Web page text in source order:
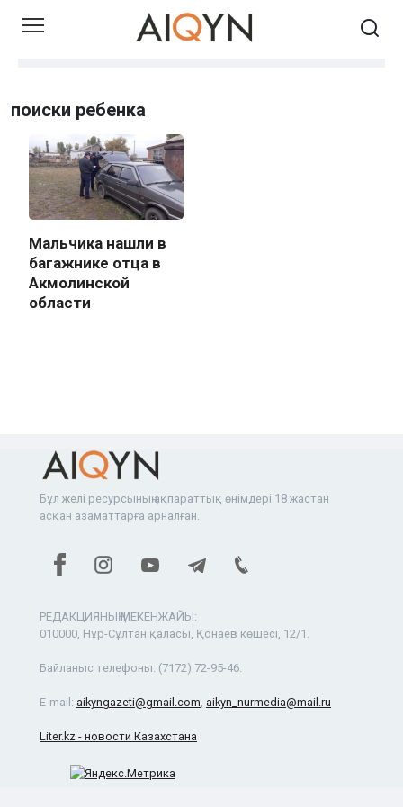
Skip
поиски ребенка
Мальчика нашли в
багажнике отца в
Акмолинской
области
Бұл желі ресурсының ақпараттық өнімдері 18 жастан
асқан азаматтарға арналған.
РЕДАКЦИЯНЫҢ МЕКЕНЖАЙЫ:
010000, Нұр-Сұлтан қаласы, Қонаев көшесі, 12/1.
Байланыс телефоны: (7172) 72-95-46.
E-mail: aikyngazeti@gmail.com aikyn_nurmedia@mail.ru
Liter.kz - новости Казахстана